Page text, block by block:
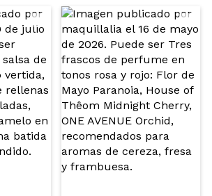
nada: MUY poco pigmentado, no
mi truco para gastarlo y darle
un perfilador marrón o un
un color similar y pintar todo el
una pasada con este para darle
Pero si estás buscando un labial
con subtono frío que sea
sin quedar parches... no lo
su compra? No
Hace 4